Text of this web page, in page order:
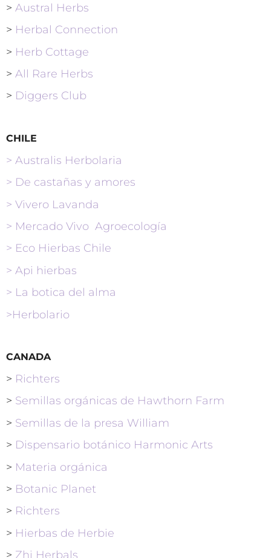
> Austral Herbs
> Herbal Connection
> Herb Cottage
> All Rare Herbs
> Diggers Club
CHILE
> Australis Herbolaria
> De castañas y amores
> Vivero Lavanda
> Mercado Vivo Agroecología
> Eco Hierbas Chile
> Api hierbas
> La botica del alma
>Herbolario
CANADA
> Richters
> Semillas orgánicas de Hawthorn Farm
> Semillas de la presa William
> Dispensario botánico Harmonic Arts
> Materia orgánica
> Botanic Planet
> Richters
> Hierbas de Herbie
> Zhi Herbals